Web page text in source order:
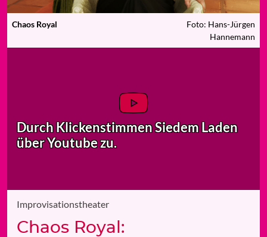
Chaos Royal
Foto: Hans-Jürgen
Hannemann
Durch Klickenstimmen Siedem Laden
über Youtube zu.
Improvisationstheater
Chaos Royal: